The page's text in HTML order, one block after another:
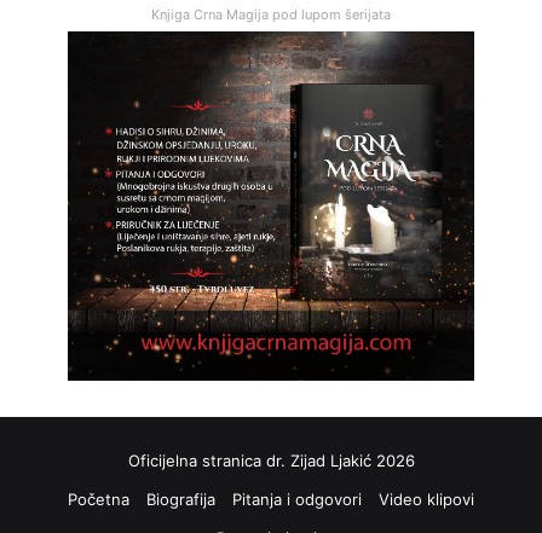
Knjiga Crna Magija pod lupom šerijata
Oficijelna stranica dr. Zijad Ljakić 2026
Početna
Biografija Pitanja i odgovori
Video klipovi